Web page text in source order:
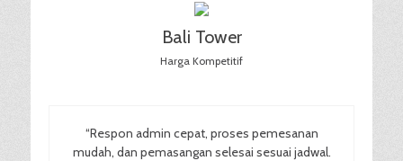
Bali Tower
Harga Kompetitif
“Respon admin cepat, proses pemesanan
mudah, dan pemasangan selesai sesuai jadwal.